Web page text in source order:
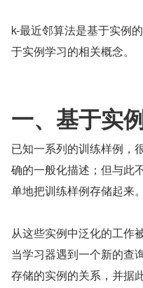
k-最近邻算法是基于实例
于实例学习的相关概念。
一、基于实
已知一系列的训练样例，
确的一般化描述；但与此
单地把训练样例存储起来。
从这些实例中泛化的工作
当学习器遇到一个新的查
存储的实例的关系，并据